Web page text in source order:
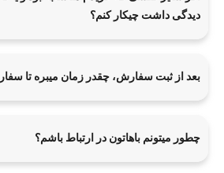
دیدگی داشت چیکار کنم؟
بعد از ثبت سفارش، چقدر زمان میبره تا
چطور میتونم باهاتون در ارتباط باشم؟